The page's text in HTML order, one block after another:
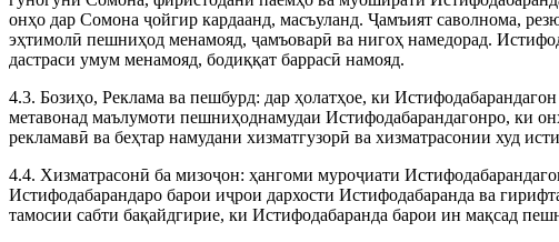
онҳо дар Сомона ҷойгир кардаанд, масъуланд. Ҷамъият саволнома,
эҳтимолӣ пешниҳод менамояд, ҷамъоварӣ ва нигоҳ намедорад.
дастраси умум менамояд, бодиққат баррасӣ намояд.
4.3. Бозиҳо, Реклама ва пешбурд: дар ҳолатҳое, ки
метавонад маълумоти пешниҳоднамудаи Истифодабарандагонро, ки
рекламавӣ ва беҳтар намудани хизматгузорӣ ва хизматрасонии худ
4.4. Хизматрасонӣ ба мизоҷон: ҳангоми муроҷиати
Истифодабарандаро барои иҷрои дархости Истифодабаранда ва
тамосии сабти бақайдгирие, ки Истифодабаранда барои ин мақсад